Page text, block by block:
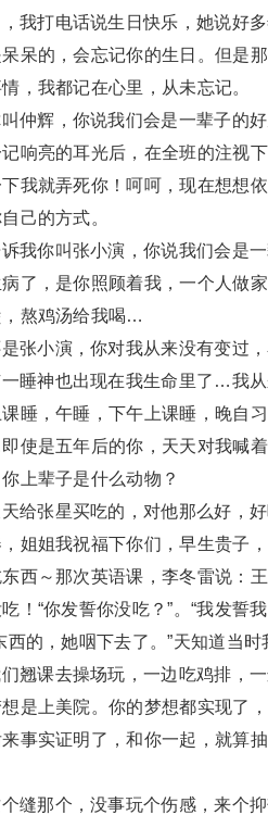
我打电话说生日快乐，她说好
呆的，会忘记你的生日。但是
，我都记在心里，从未忘记。
仲辉，你说我们会是一辈子的
响亮的耳光后，在全班的注视
我就弄死你！呵呵，现在想想
己的方式。
我你叫张小演，你说我们会是
了，是你照顾着我，一个人做
熬鸡汤给我喝…
张小演，你对我从来没有变过
睡神也出现在我生命里了…我
课睡，午睡，下午上课睡，晚自
使是五年后的你，天天对我喊
上辈子是什么动物？
给张星买吃的，对他那么好，
姐姐我祝福下你们，早生贵子
西～那次英语课，李冬雷说：
！“你发誓你没吃？”。“我发誓
西的，她咽下去了。”天知道当
翘课去操场玩，一边吃鸡排，
是上美院。你的梦想都实现了
事实证明了，和你一起，就算
缝那个，没事玩个伤感，来个